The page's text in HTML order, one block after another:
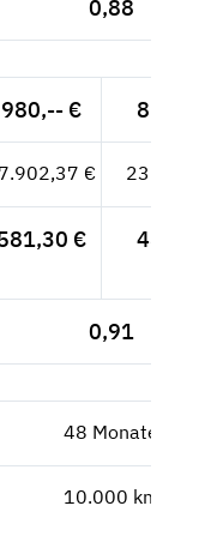
0,88
980,-- €
€
€
0,91
48 Monate
10.000 km